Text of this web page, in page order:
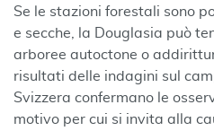
Se le stazioni forestali sono
e secche, la Douglasia può
arboree autoctone o
risultati delle indagini sul
Svizzera confermano le
motivo per cui si invita alla